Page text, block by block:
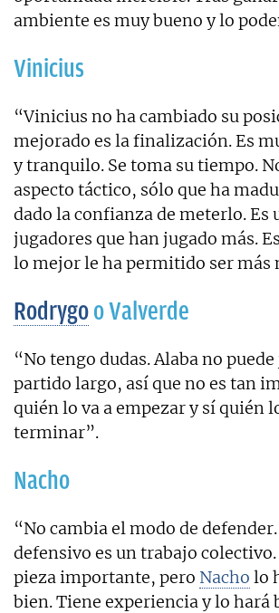
ambiente es muy bueno y lo
Vinicius
“Vinicius no ha cambiado su
mejorado es la finalización. Es
y tranquilo. Se toma su tiempo.
aspecto táctico, sólo que ha
dado la confianza de meterlo. Es
jugadores que han jugado más.
lo mejor le ha permitido ser más
Rodrygoo Valverde
“No tengo dudas. Alaba no
partido largo, así que no es tan
quién lo va a empezar y sí quién
terminar”.
Nacho
“No cambia el modo de
defensivo es un trabajo colectivo.
pieza importante, pero Nacho lo
bien. Tiene experiencia y lo hará